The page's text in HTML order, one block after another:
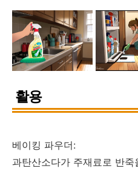
활용
베이킹 파우더:
과탄산소다가 주재료로 반